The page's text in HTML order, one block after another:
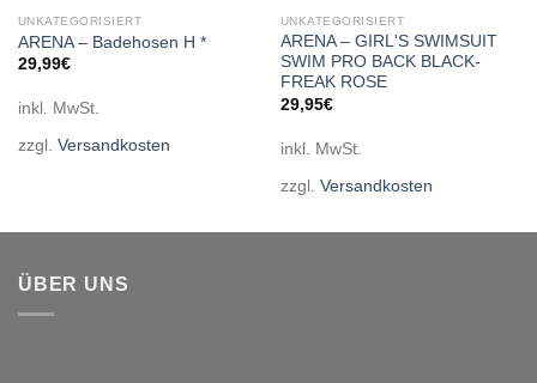
UNKATEGORISIERT
ARENA – Badehosen H *
29,99€
inkl. MwSt.
zzgl. Versandkosten
UNKATEGORISIERT
ARENA – GIRL'S SWIMSUIT
SWIM PRO BACK BLACK-
FREAK ROSE
29,95€
inkl. MwSt.
zzgl. Versandkosten
ÜBER UNS